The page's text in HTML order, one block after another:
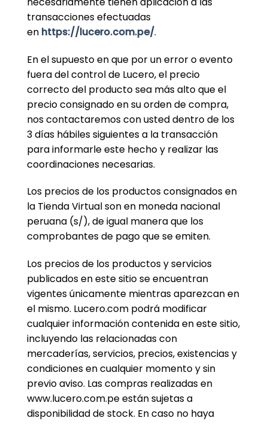
transacciones efectuadas
en https://lucero.com.pe/.
En el supuesto en que por un error o evento
fuera del control de Lucero, el precio
correcto del producto sea más alto que el
precio consignado en su orden de compra,
nos contactaremos con usted dentro de los
3 días hábiles siguientes a la transacción
para informarle este hecho y realizar las
coordinaciones necesarias.
Los precios de los productos consignados en
la Tienda Virtual son en moneda nacional
peruana (s/), de igual manera que los
comprobantes de pago que se emiten.
Los precios de los productos y servicios
publicados en este sitio se encuentran
vigentes únicamente mientras aparezcan en
el mismo. Lucero.com podrá modificar
cualquier información contenida en este sitio,
incluyendo las relacionadas con
mercaderías, servicios, precios, existencias y
condiciones en cualquier momento y sin
previo aviso. Las compras realizadas en
www.lucero.com.pe están sujetas a
disponibilidad de stock. En caso no haya